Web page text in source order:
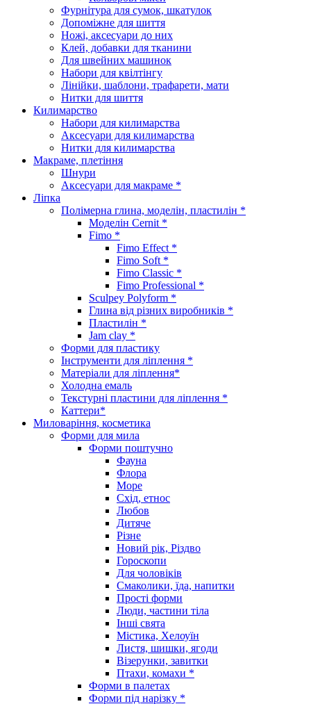
Фурнітура для сумок, шкатулок
Допоміжне для шиття
Ножі, аксесуари до них
Клей, добавки для тканини
Для швейних машинок
Набори для квілтінгу
Лінійки, шаблони, трафарети, мати
Нитки для шиття
Килимарство
Набори для килимарства
Аксесуари для килимарства
Нитки для килимарства
Макраме, плетіння
Шнури
Аксесуари для макраме *
Ліпка
Полімерна глина, моделін, пластилін *
Моделін Cernit *
Fimo *
Fimo Effect *
Fimo Soft *
Fimo Classic *
Fimo Professional *
Sculpey Polyform *
Глина від різних виробників *
Пластилін *
Jam clay *
Форми для пластику
Інструменти для ліплення *
Матеріали для ліплення*
Холодна емаль
Текстурні пластини для ліплення *
Каттери*
Миловаріння, косметика
Форми для мила
Форми поштучно
Фауна
Флора
Море
Схід, етнос
Любов
Дитяче
Різне
Новий рік, Різдво
Гороскопи
Для чоловіків
Смаколики, їда, напитки
Прості форми
Люди, частини тіла
Інші свята
Містика, Хелоуїн
Листя, шишки, ягоди
Візерунки, завитки
Птахи, комахи *
Форми в палетах
Форми під нарізку *